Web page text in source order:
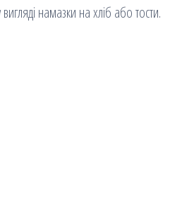
вигляді намазки на хліб або тости.